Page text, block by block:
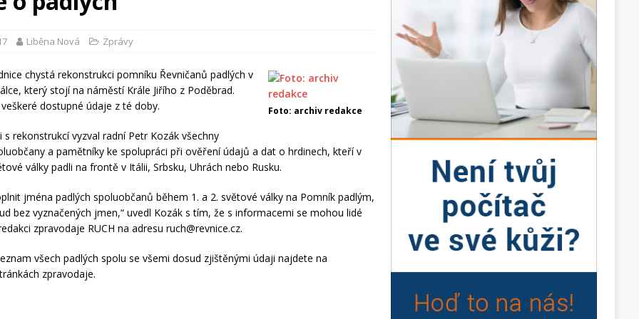
Liběna Nová Zprávy
Foto: archiv redakce
chystá rekonstrukci pomníku Řevničanů padlých v
který stojí na náměstí Krále Jiřího z Poděbrad.
dostupné údaje z té doby.
s rekonstrukcí vyzval radní Petr Kozák všechny
a pamětníky ke spolupráci při ověření údajů a dat o hrdinech, kteří v
války padli na frontě v Itálii, Srbsku, Uhrách nebo Rusku.
jména padlých spoluobčanů během 1. a 2. světové války na Pomník padlým,
bez vyznačených jmen,“ uvedl Kozák s tím, že s informacemi se mohou lidé
zpravodaje RUCH na adresu ruch@revnice.cz.
všech padlých spolu se všemi dosud zjištěnými údaji najdete na
zpravodaje.